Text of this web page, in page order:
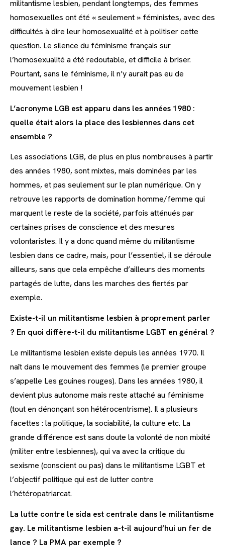
militantisme lesbien, pendant longtemps, des femmes
homosexuelles ont été « seulement » féministes, avec des
difficultés à dire leur homosexualité et à politiser cette
question. Le silence du féminisme français sur
l’homosexualité a été redoutable, et difficile à briser.
Pourtant, sans le féminisme, il n’y aurait pas eu de
mouvement lesbien !
L’acronyme LGB est apparu dans les années 1980 :
quelle était alors la place des lesbiennes dans cet
ensemble ?
Les associations LGB, de plus en plus nombreuses à partir
des années 1980, sont mixtes, mais dominées par les
hommes, et pas seulement sur le plan numérique. On y
retrouve les rapports de domination homme/femme qui
marquent le reste de la société, parfois atténués par
certaines prises de conscience et des mesures
volontaristes. Il y a donc quand même du militantisme
lesbien dans ce cadre, mais, pour l’essentiel, il se déroule
ailleurs, sans que cela empêche d’ailleurs des moments
partagés de lutte, dans les marches des fiertés par
exemple.
Existe-t-il un militantisme lesbien à proprement parler
? En quoi diffère-t-il du militantisme LGBT en général ?
Le militantisme lesbien existe depuis les années 1970. Il
naît dans le mouvement des femmes (le premier groupe
s’appelle Les gouines rouges). Dans les années 1980, il
devient plus autonome mais reste attaché au féminisme
(tout en dénonçant son hétérocentrisme). Il a plusieurs
facettes : la politique, la sociabilité, la culture etc. La
grande différence est sans doute la volonté de non mixité
(militer entre lesbiennes), qui va avec la critique du
sexisme (conscient ou pas) dans le militantisme LGBT et
l’objectif politique qui est de lutter contre
l’hétéropatriarcat.
La lutte contre le sida est centrale dans le militantisme
gay. Le militantisme lesbien a-t-il aujourd’hui un fer de
lance ? La PMA par exemple ?